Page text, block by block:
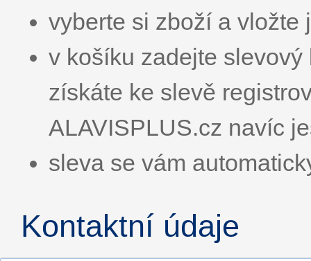
vyberte si zboží a vložte
v košíku zadejte
získáte ke slevě
ALAVISPLUS.cz navíc
sleva se vám
Kontaktní údaje